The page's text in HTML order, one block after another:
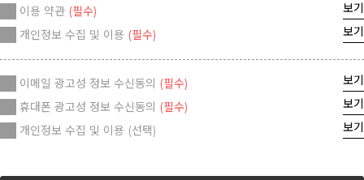
이용 약관 (필수)
보기
개인정보 수집 및 이용 (필수) 보기
이메일 광고성 정보 수신동의 (필수)
보기
휴대폰 광고성 정보 수신동의 (필수)
보기
개인정보 수집 및 이용 (선택) 보기